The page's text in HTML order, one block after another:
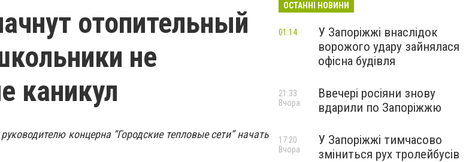
отопительный
не
каникул
концерна “Городские тепловые сети” начать
ОСТАННІ НОВИНИ
У Запоріжжі внаслідок
ворожого удару зайнялася
офісна будівля
01:14
Ввечері росіяни знову
вдарили по Запоріжжю
21:33
Вчора
У Запоріжжі тимчасово
зміниться рух тролейбусів
17:20
Вчора